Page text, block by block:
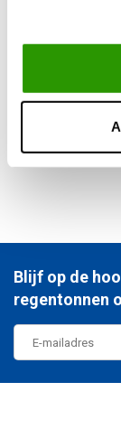
Blijf op de
regentonnen